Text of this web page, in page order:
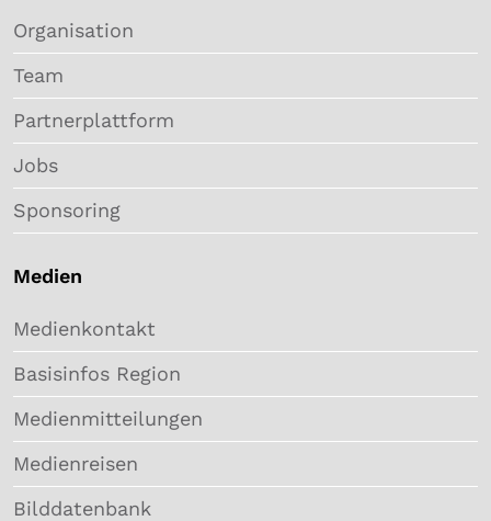
Organisation
Team
Partnerplattform
Jobs
Sponsoring
Medien
Medienkontakt
Basisinfos Region
Medienmitteilungen
Medienreisen
Bilddatenbank